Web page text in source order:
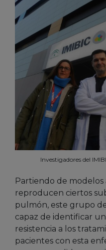
Investigadores del
Partiendo de modelos
reproducen ciertos
pulmón, este grupo
capaz de identificar
resistencia a los
pacientes con esta